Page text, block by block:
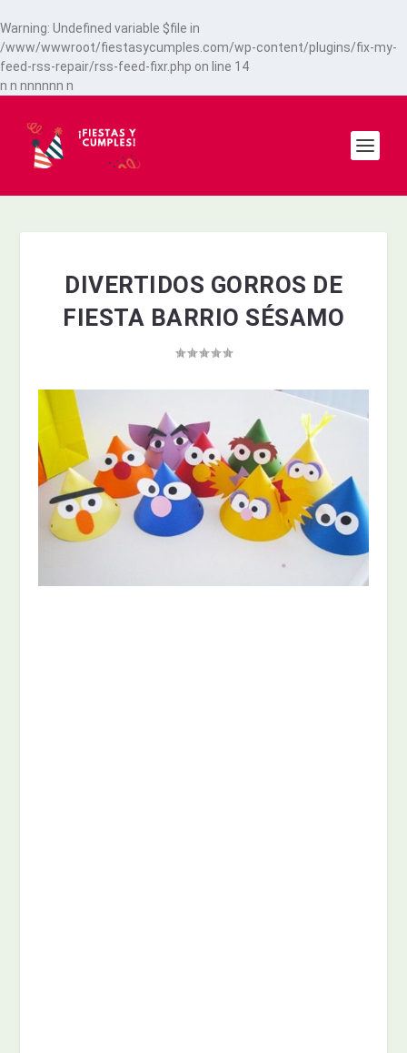
Warning: Undefined variable $file in
/www/wwwroot/fiestasycumples.com/wp-content/plugins/fix-my-
feed-rss-repair/rss-feed-fixr.php on line 14
n n nnnnnn n
DIVERTIDOS GORROS DE
FIESTA BARRIO SÉSAMO